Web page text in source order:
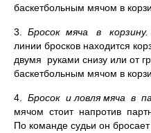
баскетбольным мячом в
3. Бросок мяча в корзину.
линии бросков находится
двумя руками снизу или от
баскетбольным мячом в
4. Бросок и ловля мяча в
мячом стоит напротив
По команде судьи он